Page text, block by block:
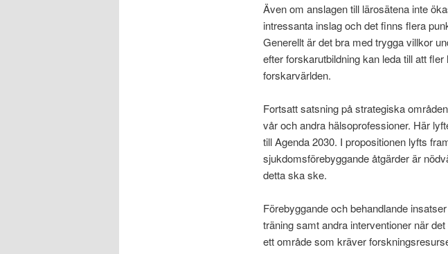
Även om anslagen till lärosätena inte
intressanta inslag och det finns flera
Generellt är det bra med trygga villkor
efter forskarutbildning kan leda till att
forskarvärlden.
Fortsatt satsning på strategiska
vår och andra hälsoprofessioner. Här
till Agenda 2030. I propositionen lyfts
sjukdomsförebyggande åtgärder är
detta ska ske.
Förebyggande och behandlande
träning samt andra interventioner när
ett område som kräver